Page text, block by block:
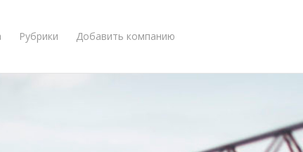
Рубрики Добавить компанию